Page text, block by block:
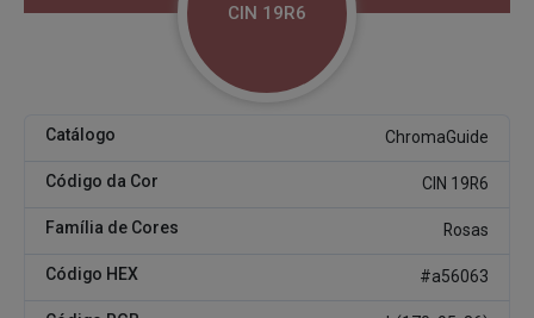
CIN 19R6
Catálogo ChromaGuide
Código da Cor CIN 19R6
Família de Cores Rosas
Código HEX #a56063